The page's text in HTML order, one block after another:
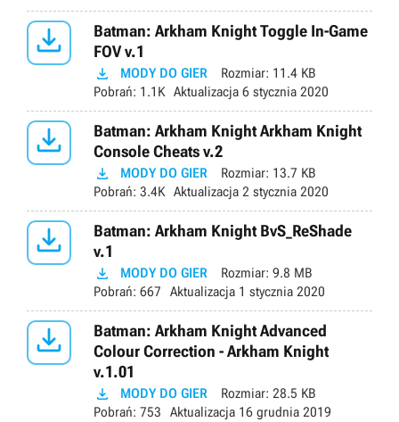

Batman: Arkham Knight Toggle In-Game
FOV v.1
 MODY DO GIER Rozmiar: 11.4 KB
Pobrań: 1.1K Aktualizacja 6 stycznia 2020

Batman: Arkham Knight Arkham Knight
Console Cheats v.2
 MODY DO GIER Rozmiar: 13.7 KB
Pobrań: 3.4K Aktualizacja 2 stycznia 2020

Batman: Arkham Knight BvS_ReShade
v.1
 MODY DO GIER Rozmiar: 9.8 MB
Pobrań: 667 Aktualizacja 1 stycznia 2020

Batman: Arkham Knight Advanced
Colour Correction - Arkham Knight
v.1.01
 MODY DO GIER Rozmiar: 28.5 KB
Pobrań: 753 Aktualizacja 16 grudnia 2019